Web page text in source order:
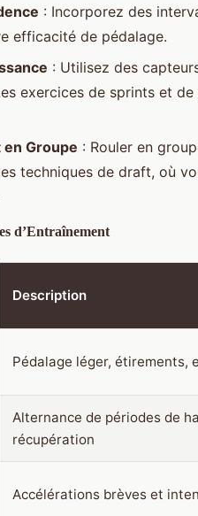
: Incorporez des
efficacité de pédalage.
: Utilisez des
exercices de sprints et
Groupe : Rouler en
techniques de draft, où
d’Entraînement
Description
Pédalage léger, étirements,
Alternance de périodes de
récupération
Accélérations brèves et